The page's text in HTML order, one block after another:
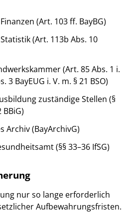
(Art. 103 ff. BayBG)
(Art. 113b Abs. 10
(Art. 85 Abs. 1 i.
3 BayEUG i. V. m. § 21 BSO)
zuständige Stellen (§
BBiG)
Archiv (BayArchivG)
(§§ 33–36 IfSG)
nur so lange erforderlich
Aufbewahrungsfristen.